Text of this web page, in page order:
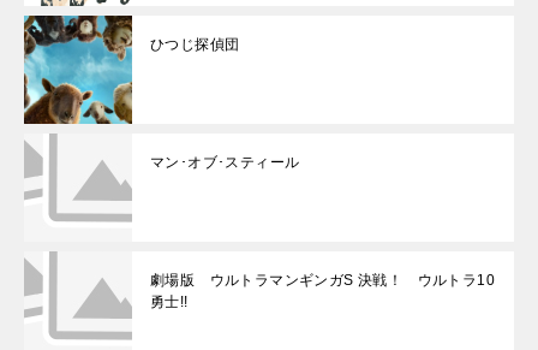
ひつじ探偵団
マン･オブ･スティール
劇場版 ウルトラマンギンガS 決戦！ ウルトラ10
勇士!!